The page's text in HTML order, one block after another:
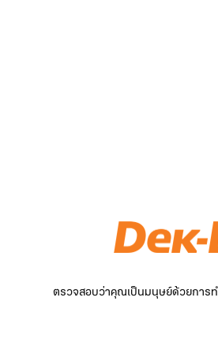
ตรวจสอบว่าคุณเป็นมนุษย์ด้วยการท